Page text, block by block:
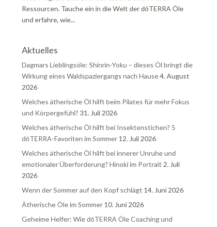
Ressourcen. Tauche ein in die Welt der dōTERRA Öle
und erfahre, wie...
Aktuelles
Dagmars Lieblingsöle: Shinrin-Yoku – dieses Öl bringt die
Wirkung eines Waldspaziergangs nach Hause4. August
2026
Welches ätherische Öl hilft beim Pilates für mehr Fokus
und Körpergefühl? 31. Juli 2026
Welches ätherische Öl hilft bei Insektenstichen? 5
dōTERRA-Favoriten im Sommer 12. Juli 2026
Welches ätherische Öl hilft bei innerer Unruhe und
emotionaler Überforderung? Hinoki im Portrait 2. Juli
2026
Wenn der Sommer auf den Kopf schlägt 14. Juni 2026
Ätherische Öle im Sommer 10. Juni 2026
Geheime Helfer: Wie dōTERRA Öle Coaching und